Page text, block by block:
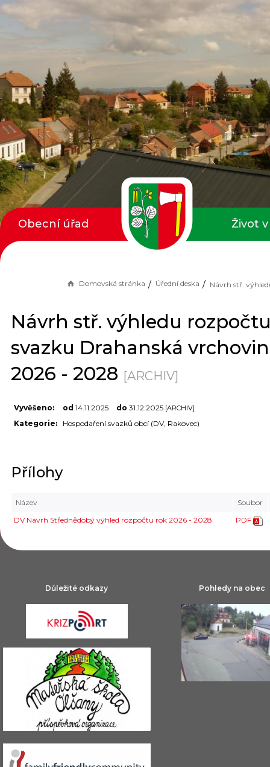
Domovská stránka Úřední deska
Návrh stř. výhledu
svazku Drahanská
2026 - 2028 [ARCHIV]
Vyvěšeno: od 14.11.2025 do 31.12.2025 [ARCHIV]
Kategorie: Hospodaření svazků obcí (DV, Rakovec)
Přílohy
Název
Soubor
DV Návrh Střednědobý výhled rozpočtu rok 2026 - 2028
PDF
Obecní úřad Život
Důležité odkazy Pohledy na obec